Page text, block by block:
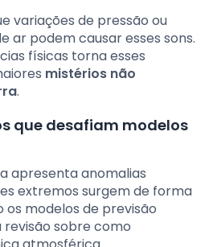
variações de pressão ou
ar podem causar esses sons.
físicas torna esses
mistérios não
.
que desafiam modelos
apresenta anomalias
extremos surgem de forma
os modelos de previsão
revisão sobre como